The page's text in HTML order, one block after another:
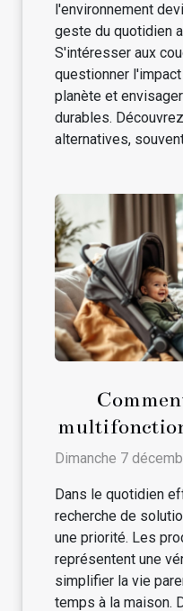
l'environnement
geste du quotidien
S'intéresser aux
questionner
planète et
durables.
alternatives,
des
Dimanche 7
Dans le quotidien
recherche de
une priorité. Les
représentent une
simplifier la vie
temps à la maison.